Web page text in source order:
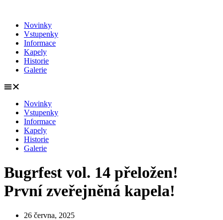
obsahuNovinky
Vstupenky
Informace
Kapely
Historie
Galerie
Novinky
Vstupenky
Informace
Kapely
Historie
Galerie
Bugrfest vol. 14 přeložen!
První zveřejněná kapela!
26 června, 2025